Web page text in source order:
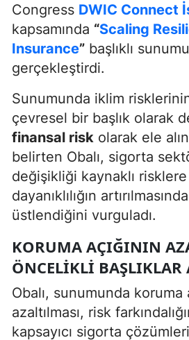
Congress DWIC Connect
kapsamında “Scaling
Insurance” başlıklı
gerçekleştirdi.
Sunumunda iklim
çevresel bir başlık olarak
finansal risk olarak ele
belirten Obalı, sigorta
değişikliği kaynaklı risklere
dayanıklılığın
üstlendiğini vurguladı.
KORUMA AÇIĞININ
ÖNCELIKLI BAŞLIKLAR
Obalı, sunumunda koruma
azaltılması, risk
kapsayıcı sigorta